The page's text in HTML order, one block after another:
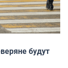
будут